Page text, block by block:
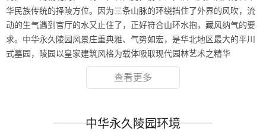
华民族传统的择陵方位。因为三条山脉的环绕挡住了外界的风吹，流
动的生气遇到官厅的水又止住了，正好符合山环水抱，藏风纳气的要
求。中华永久陵园风景庄重典雅、气势如宏，是华北地区最大的平川
式墓园，陵园以皇家建筑风格为载体吸取现代园林艺术之精华
查看更多
中华永久陵园环境